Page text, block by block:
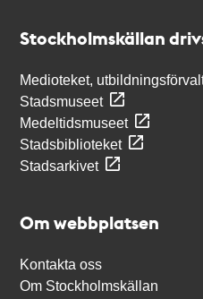
Stockholmskällan
Medioteket,
Stadsmuseet
Medeltidsmuseet
Stadsbiblioteket
Stadsarkivet
Om webbplatsen
Kontakta oss
Om Stockholmskällan